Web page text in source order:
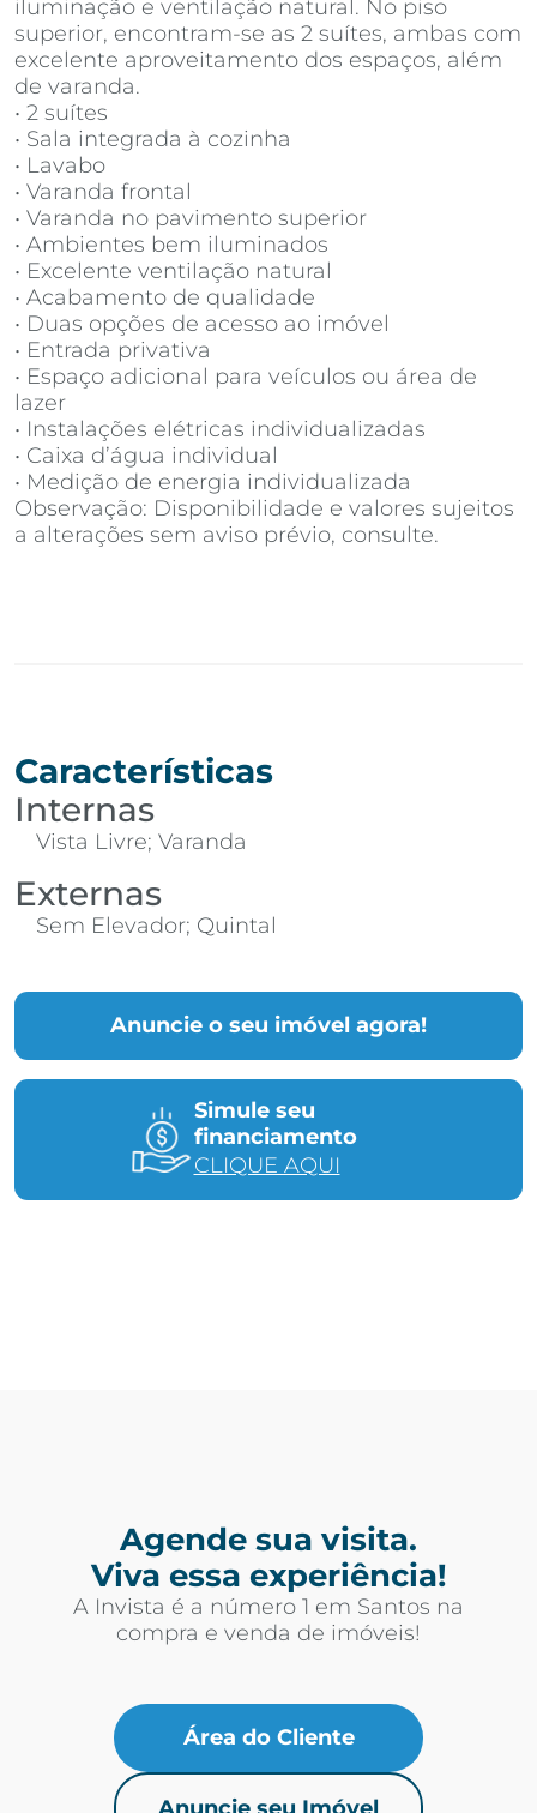
iluminação e ventilação natural. No piso
superior, encontram-se as 2 suítes, ambas com
excelente aproveitamento dos espaços, além
de varanda.
• 2 suítes
• Sala integrada à cozinha
• Lavabo
• Varanda frontal
• Varanda no pavimento superior
• Ambientes bem iluminados
• Excelente ventilação natural
• Acabamento de qualidade
• Duas opções de acesso ao imóvel
• Entrada privativa
• Espaço adicional para veículos ou área de
lazer
• Instalações elétricas individualizadas
• Caixa d’água individual
• Medição de energia individualizada
Observação: Disponibilidade e valores sujeitos
a alterações sem aviso prévio, consulte.
Anuncie o seu imóvel agora!
Simule seu
financiamento
CLIQUE AQUI
Características
Internas
Vista Livre; Varanda
Externas
Sem Elevador; Quintal
Agende sua visita.
Viva essa experiência!
A Invista é a número 1 em Santos na
compra e venda de imóveis!
Área do Cliente
Anuncie seu Imóvel